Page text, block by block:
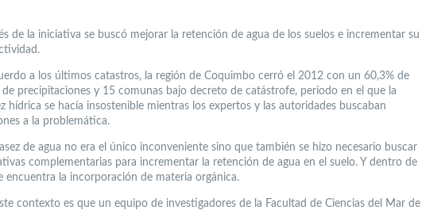
de la iniciativa se buscó mejorar la retención de agua de los suelos e incrementar su
a los últimos catastros, la región de Coquimbo cerró el 2012 con un 60,3% de
precipitaciones y 15 comunas bajo decreto de catástrofe, periodo en el que la
hídrica se hacía insostenible mientras los expertos y las autoridades buscaban
a la problemática.
de agua no era el único inconveniente sino que también se hizo necesario buscar
complementarias para incrementar la retención de agua en el suelo. Y dentro de
encuentra la incorporación de materia orgánica.
contexto es que un equipo de investigadores de la Facultad de Ciencias del Mar de